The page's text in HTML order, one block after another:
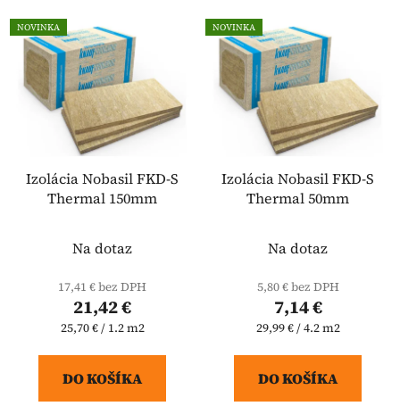
NOVINKA
Izolácia Nobasil FKD-S
Thermal 150mm
Na dotaz
17,41 € bez DPH
21,42 €
Jednotková
25,70 € / 1.2 m2
DO KOŠÍKA
NOVINKA
Izolácia Nobasil FKD-S
Thermal 50mm
Na dotaz
5,80 € bez DPH
7,14 €
Jednotková
29,99 € / 4.2 m2
DO KOŠÍKA